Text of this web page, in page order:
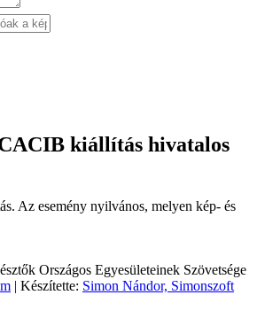
kiállítás hivatalos
Az esemény nyilvános, melyen kép- és
Országos Egyesületeinek Szövetsége
| Készítette: Simon Nándor, Simonszoft